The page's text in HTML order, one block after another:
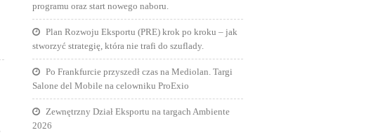
programu oraz start nowego naboru.
Plan Rozwoju Eksportu (PRE) krok po kroku – jak
stworzyć strategię, która nie trafi do szuflady.
Po Frankfurcie przyszedł czas na Mediolan. Targi
Salone del Mobile na celowniku ProExio
Zewnętrzny Dział Eksportu na targach Ambiente
2026